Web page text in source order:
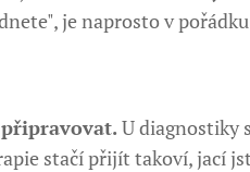
je naprosto v
U diagnostiky
stačí přijít takoví, jací